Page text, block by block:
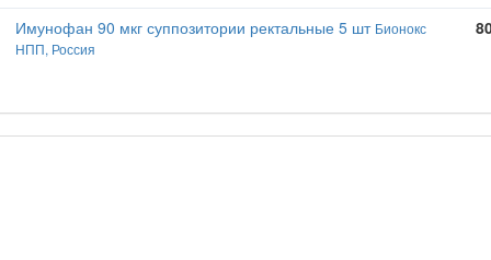
Имунофан 90 мкг суппозитории ректальные 5 шт Бионокс
НПП, Россия